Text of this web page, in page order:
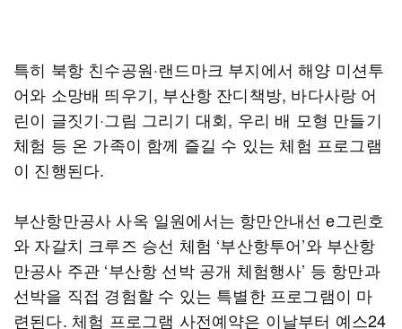
특히 북항 친수공원·랜드마크 부지에서 해양 미션투
어와 소망배 띄우기, 부산항 잔디책방, 바다사랑 어
린이 글짓기·그림 그리기 대회, 우리 배 모형 만들기
체험 등 온 가족이 함께 즐길 수 있는 체험 프로그램
이 진행된다.
부산항만공사 사옥 일원에서는 항만안내선 e그린호
와 자갈치 크루즈 승선 체험 ‘부산항투어’와 부산항
만공사 주관 ‘부산항 선박 공개 체험행사’ 등 항만과
선박을 직접 경험할 수 있는 특별한 프로그램이 마
련된다. 체험 프로그램 사전예약은 이날부터 예스24